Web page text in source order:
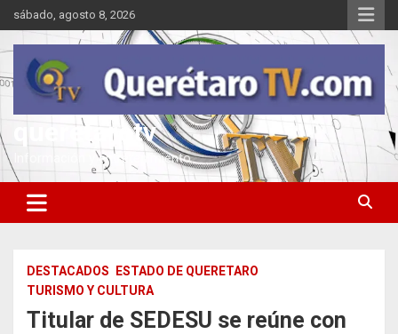
Saltar
al
contenido
sábado, agosto 8, 2026
queretarotv
Información y entretenimiento
DESTACADOS
ESTADO DE QUERETARO
TURISMO Y CULTURA
Titular de SEDESU se reúne con